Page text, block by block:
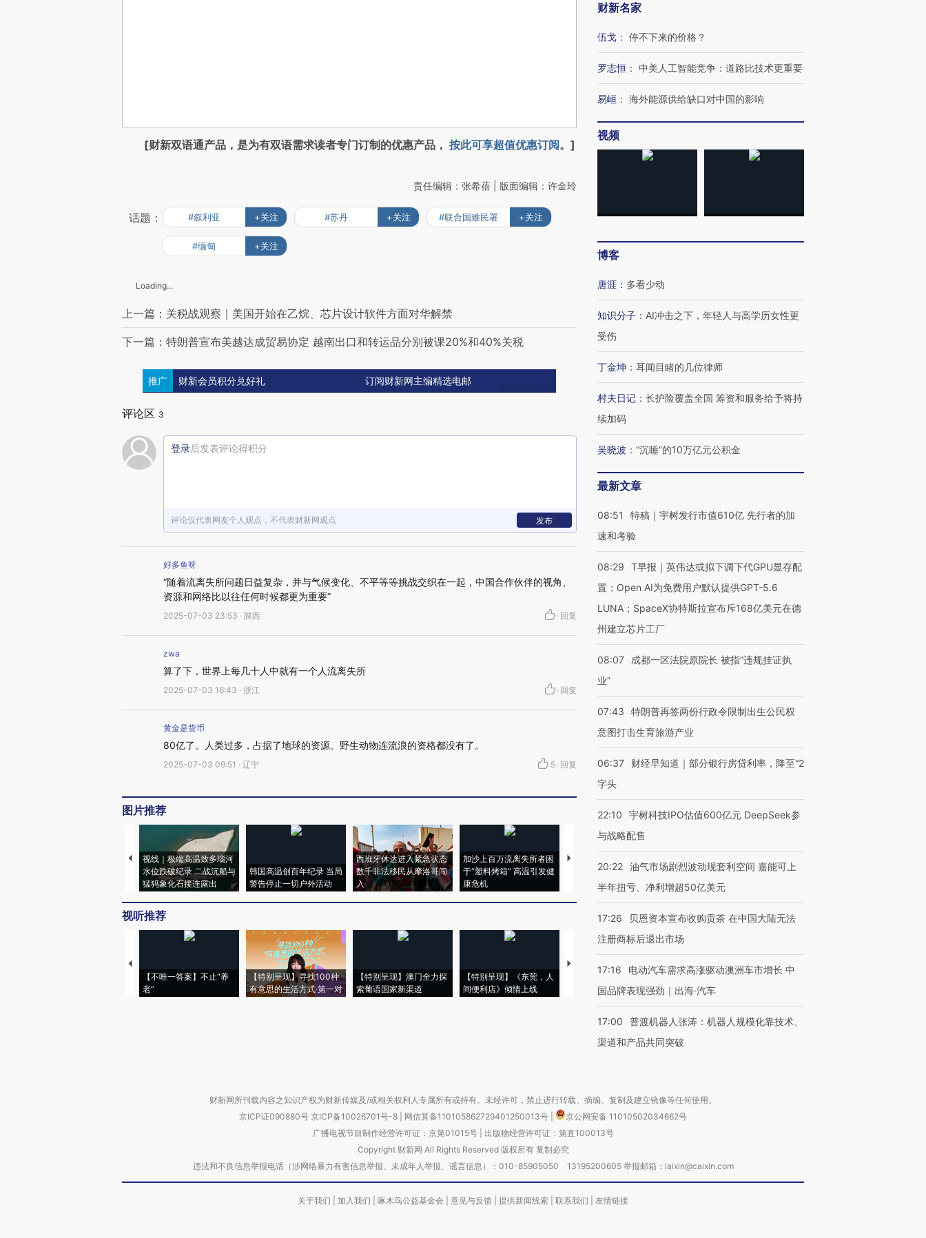
[财新双语通产品，是为有双语需求读者专门订制的优惠产品， 按此可享超值优惠订阅。]
责任编辑：张希蓓 | 版面编辑：许金玲
话题： #叙利亚 +关注 #苏丹 +关注 #联合国难民署 +关注
#缅甸 +关注
Loading...
上一篇：关税战观察｜美国开始在乙烷、芯片设计软件方面对华解禁
下一篇：特朗普宣布美越达成贸易协定 越南出口和转运品分别被课20%和40%关税
推广 财新会员积分兑好礼 订阅财新网主编精选电邮
评论区 3
登录后发表评论得积分
评论仅代表网友个人观点，不代表财新网观点 发布
好多鱼呀
“随着流离失所问题日益复杂，并与气候变化、不平等等挑战交织在一起，中国合作伙伴的视角、
资源和网络比以往任何时候都更为重要”
2025-07-03 23:53 · 陕西 · 回复
zwa
算了下，世界上每几十人中就有一个人流离失所
2025-07-03 16:43 · 浙江 · 回复
黄金是货币
80亿了。人类过多，占据了地球的资源。野生动物连流浪的资格都没有了。
2025-07-03 09:51 · 辽宁 5 · 回复
图片推荐
视线｜极端高温致多瑙河
水位跌破纪录 二战沉船与
猛犸象化石接连露出
韩国高温创百年纪录 当局
警告停止一切户外活动
西班牙休达进入紧急状态
数千非法移民从摩洛哥闯
入
加沙上百万流离失所者困
于“塑料烤箱” 高温引发健
康危机
视线｜HYROX的吸金
术：是什么让中产们甘
心“花钱找虐”？
粒摇头丸 尿检体内含3种
毒品
度Z世代 用街头抗争将教
视听推荐
【不唯一答案】不止“养
老”
【特别呈现】寻找100种
有意思的生活方式·第一对
【特别呈现】澳门全力探
索葡语国家新渠道
【特别呈现】《东莞，人
间便利店》倾情上线
【推广】走进第四届链博
会，让数智科技“链”接产
【特别呈现】寻找100种
有意思的生活方式·第三对
【商旅对话】华住集团
CFO：不靠规模取胜，华
财新名家
伍戈 ： 停不下来的价格？
罗志恒 ： 中美人工智能竞争：道路比技术更重要
易峘 ： 海外能源供给缺口对中国的影响
视频
博客
唐涯 ： 多看少动
知识分子 ： AI冲击之下，年轻人与高学历女性更
受伤
丁金坤 ： 耳闻目睹的几位律师
村夫日记 ： 长护险覆盖全国 筹资和服务给予将持
续加码
吴晓波 ： “沉睡”的10万亿元公积金
最新文章
08:51
特稿｜宇树发行市值610亿 先行者的加
速和考验
08:29
T早报｜英伟达或拟下调下代GPU显存配
置；Open AI为免费用户默认提供GPT-5.6
LUNA；SpaceX协特斯拉宣布斥168亿美元在德
州建立芯片工厂
08:07
成都一区法院原院长 被指“违规挂证执
业”
07:43
特朗普再签两份行政令限制出生公民权
意图打击生育旅游产业
06:37
财经早知道｜部分银行房贷利率，降至“2
字头
22:10
宇树科技IPO估值600亿元 DeepSeek参
与战略配售
20:22 油气市场剧烈波动现套利空间 嘉能可上
半年扭亏、净利增超50亿美元
17:26
贝恩资本宣布收购贡茶 在中国大陆无法
注册商标后退出市场
17:16
电动汽车需求高涨驱动澳洲车市增长 中
国品牌表现强劲｜出海·汽车
17:00
普渡机器人张涛：机器人规模化靠技术、
渠道和产品共同突破
财新网所刊载内容之知识产权为财新传媒及/或相关权利人专属所有或持有。未经许可，禁止进行转载、摘编、复制及建立镜像等任何使用。
京ICP证090880号 京ICP备10026701号-8 网信算备110105862729401250013号
京公网安备 11010502034662号
广播电视节目制作经营许可证：京第01015号| 出版物经营许可证：第直100013号
Copyright 财新网 All Rights Reserved 版权所有 复制必究
违法和不良信息举报电话（涉网络暴力有害信息举报、未成年人举报、谣言信息）：010-85905050 13195200605 举报邮箱：laixin@caixin.com
关于我们 加入我们 啄木鸟公益基金会 意见与反馈 提供新闻线索 联系我们 友情链接